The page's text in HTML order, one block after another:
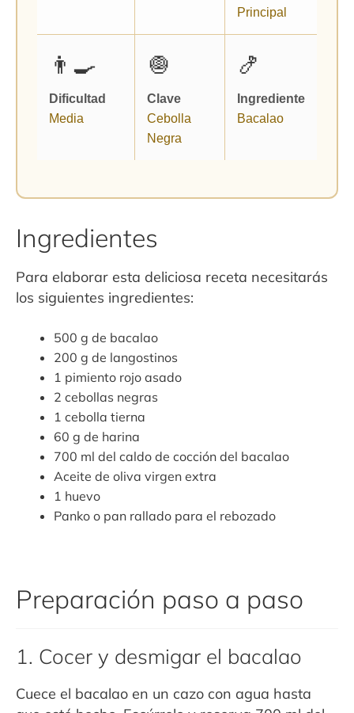
Principal
👨‍🍳
Dificultad
Media
🧅
Clave
Cebolla
Negra
🍤
Ingrediente
Bacalao
Ingredientes
Para elaborar esta deliciosa receta necesitarás
los siguientes ingredientes:
500 g de bacalao
200 g de langostinos
1 pimiento rojo asado
2 cebollas negras
1 cebolla tierna
60 g de harina
700 ml del caldo de cocción del bacalao
Aceite de oliva virgen extra
1 huevo
Panko o pan rallado para el rebozado
Preparación paso a paso
1. Cocer y desmigar el bacalao
Cuece el bacalao en un cazo con agua hasta